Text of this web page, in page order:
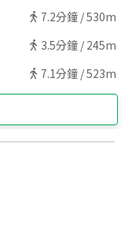
7.2分鐘 /530m
3.5分鐘 / 245m
7.1分鐘 /523m